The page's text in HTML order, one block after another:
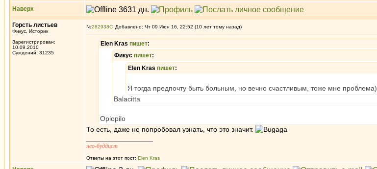
Наверх
Горсть листьев
Фикус, Историк
Зарегистрирован:
10.09.2010
Суждений: 31235
№282938 Добавлено: Чт 09 Июн 16, 22:52 (10 лет тому назад)
Elen Kras пишет:
Фикус пишет:
Elen Kras пишет:
Я тогда предпочту быть больным, но вечно счастливым, тоже мне проблема)
Balacitta
Opiopilo
То есть, даже не попробовал узнать, что это значит.
нео-буддист
Ответы на этот пост: Elen Kras